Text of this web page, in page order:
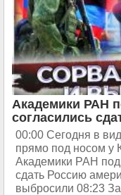
Академики РАН
согласились
00:00 Сегодня в
прямо под носом у
Академики РАН
сдать Россию
выбросили 08:23